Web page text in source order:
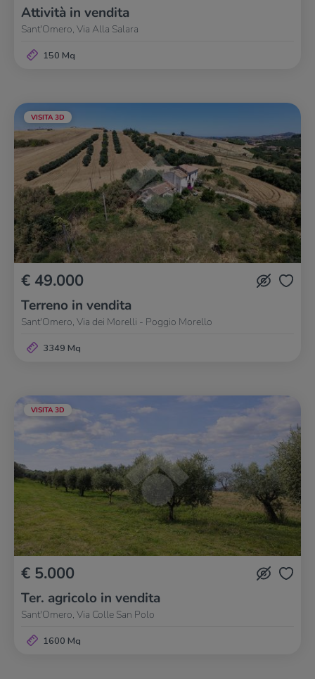
Attività in vendita
Sant'Omero, Via Alla Salara
150 Mq
VISITA 3D
€ 49.000
Terreno in vendita
Sant'Omero, Via dei Morelli - Poggio Morello
3349 Mq
VISITA 3D
€ 5.000
Ter. agricolo in vendita
Sant'Omero, Via Colle San Polo
1600 Mq